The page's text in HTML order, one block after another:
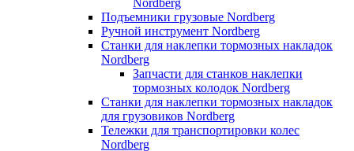
Подъемники грузовые Nordberg
Ручной инструмент Nordberg
Станки для наклепки тормозных накладок
Nordberg
Запчасти для станков наклепки
тормозных колодок Nordberg
Станки для наклепки тормозных накладок
для грузовиков Nordberg
Тележки для транспортировки колес
Nordberg